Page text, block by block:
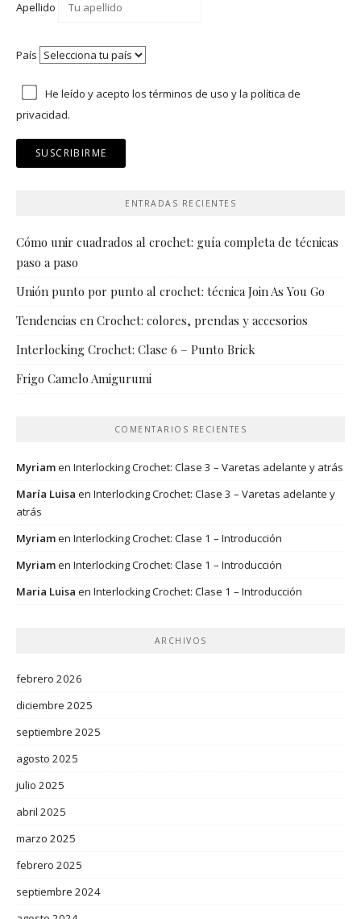
Apellido
País
He leído y acepto los términos de uso yla política de
privacidad.
ENTRADAS RECIENTES
Cómo unir cuadrados al crochet: guía completa de técnicas
paso a paso
Unión punto por punto al crochet: técnica Join As You Go
Tendencias en Crochet: colores, prendas y accesorios
Interlocking Crochet: Clase 6 – Punto Brick
Frigo Camelo Amigurumi
COMENTARIOS RECIENTES
Myriamen Interlocking Crochet: Clase 3 – Varetas adelante y atrás
María Luisa en Interlocking Crochet: Clase 3 – Varetas adelante y
atrás
Myriamen Interlocking Crochet: Clase 1 – Introducción
Myriamen Interlocking Crochet: Clase 1 – Introducción
Maria Luisa en Interlocking Crochet: Clase 1 – Introducción
ARCHIVOS
febrero 2026
diciembre 2025
septiembre 2025
agosto 2025
julio 2025
abril 2025
marzo 2025
febrero 2025
septiembre 2024